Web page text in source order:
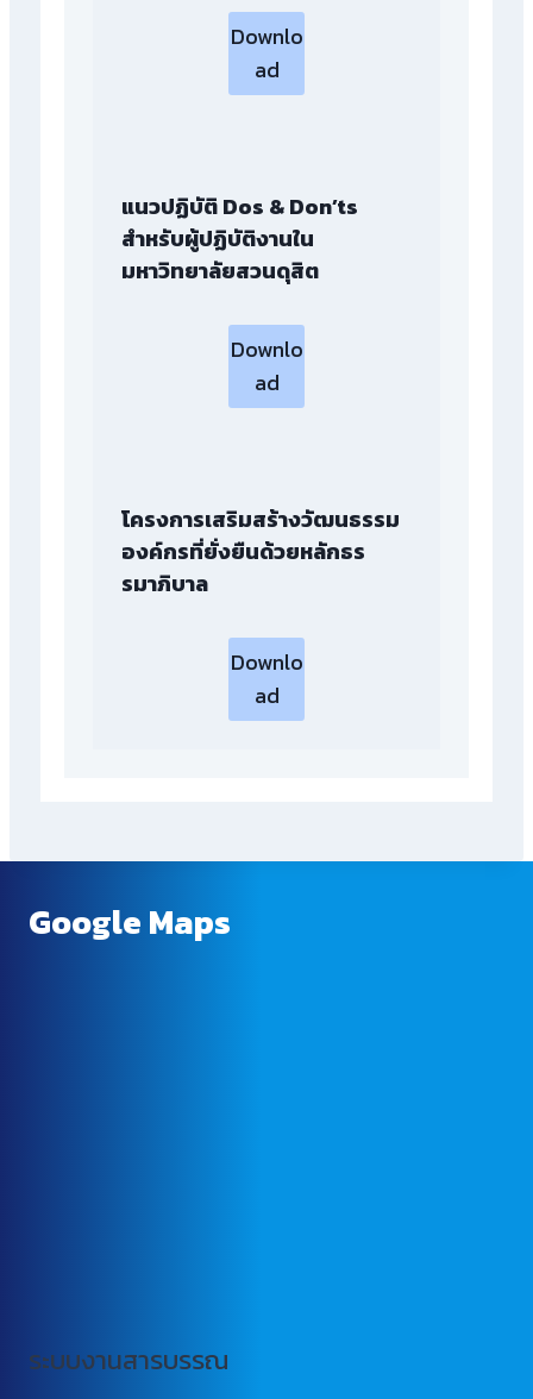
Downlo
ad
แนวปฏิบัติ Dos & Don’ts
สำหรับผู้ปฏิบัติงานใน
มหาวิทยาลัยสวนดุสิต
Downlo
ad
โครงการเสริมสร้างวัฒนธรรม
องค์กรที่ยั่งยืนด้วยหลักธร
รมาภิบาล
Downlo
ad
Google Maps
ระบบงานสารบรรณ